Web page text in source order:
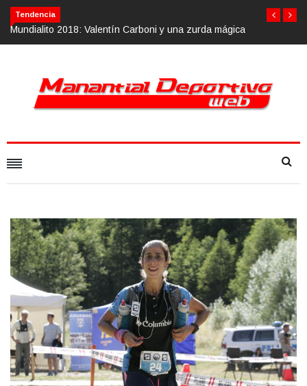
Tendencia
Mundialito 2018: Valentín Carboni y una zurda mágica